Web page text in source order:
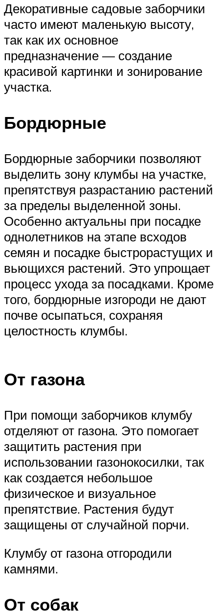
Декоративные садовые заборчики
часто имеют маленькую высоту,
так как их основное
предназначение — создание
красивой картинки и зонирование
участка.
Бордюрные
Бордюрные заборчики позволяют
выделить зону клумбы на участке,
препятствуя разрастанию растений
за пределы выделенной зоны.
Особенно актуальны при посадке
однолетников на этапе всходов
семян и посадке быстрорастущих и
вьющихся растений. Это упрощает
процесс ухода за посадками. Кроме
того, бордюрные изгороди не дают
почве осыпаться, сохраняя
целостность клумбы.
От газона
При помощи заборчиков клумбу
отделяют от газона. Это помогает
защитить растения при
использовании газонокосилки, так
как создается небольшое
физическое и визуальное
препятствие. Растения будут
защищены от случайной порчи.
Клумбу от газона отгородили
камнями.
От собак